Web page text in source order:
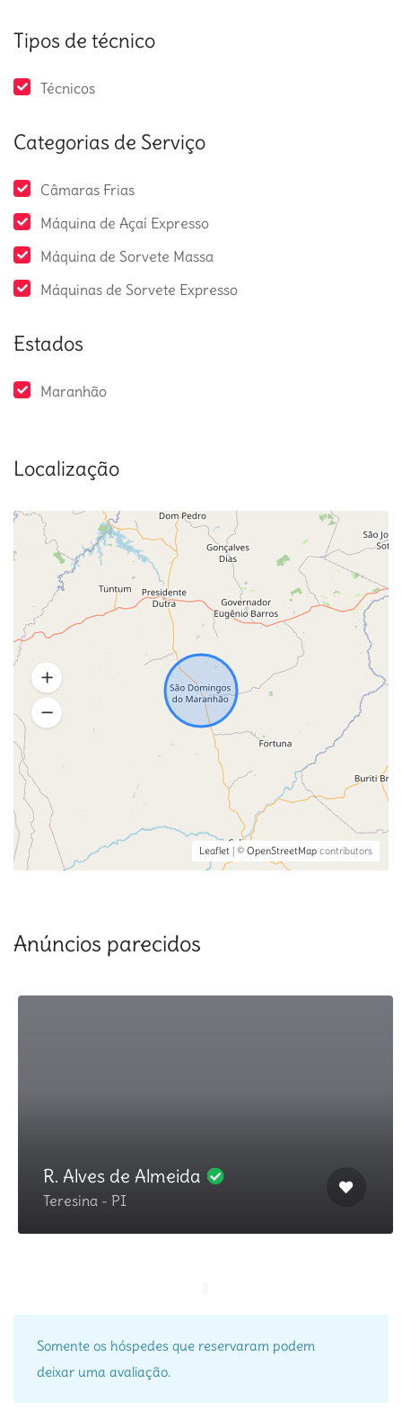
Tipos de técnico
Técnicos
Categorias de Serviço
Câmaras Frias
Máquina de Açaí Expresso
Máquina de Sorvete Massa
Máquinas de Sorvete Expresso
Estados
Maranhão
Localização
Leaflet | © OpenStreetMap contributors
Anúncios parecidos
R. Alves de Almeida
Teresina - PI
Somente os hóspedes que reservaram podem
deixar uma avaliação.